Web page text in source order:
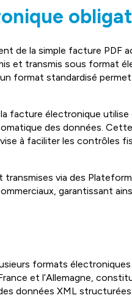
de la simple facture PDF
et transmis sous format
format standardisé
facture électronique
des données.
à faciliter les contrôles
via des
garantissant
formats
et l’Allemagne,
données XML